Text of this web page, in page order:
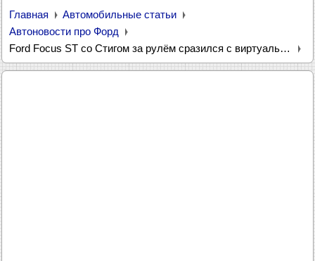
Главная
Автомобильные статьи
Автоновости про Форд
Ford Focus ST со Стигом за рулём сразился с виртуальной копией